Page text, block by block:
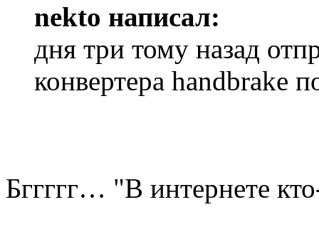
nekto написал:
дня три тому назад
конвертера handbrake
Бггггг… "В интернете